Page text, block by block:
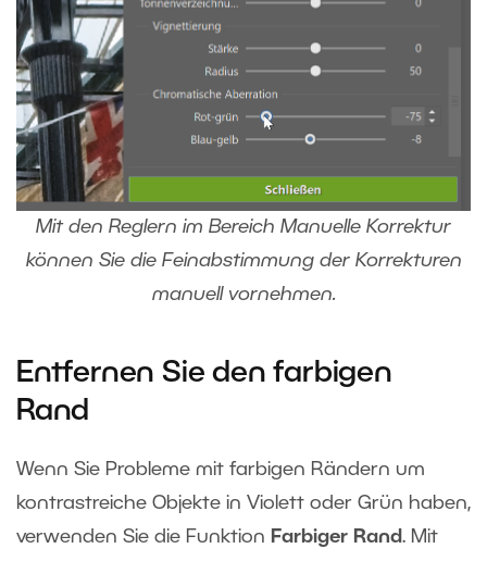
Mit den Reglern im Bereich Manuelle Korrektur
können Sie die Feinabstimmung der Korrekturen
manuell vornehmen.
Entfernen Sie den farbigen
Rand
Wenn Sie Probleme mit farbigen Rändern um
kontrastreiche Objekte in Violett oder Grün haben,
verwenden Sie die Funktion Farbiger Rand. Mit